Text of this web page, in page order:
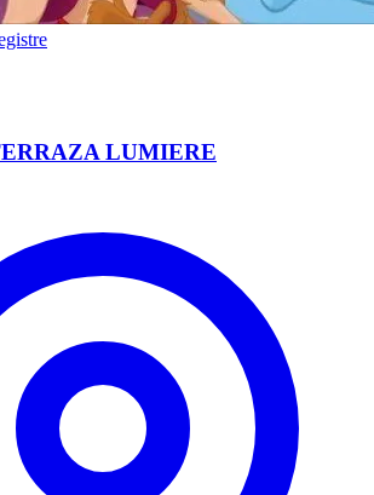
LUMIERE